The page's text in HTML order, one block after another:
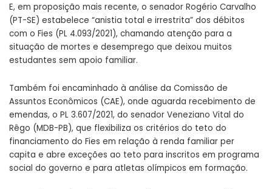
E, em proposição mais recente, o senador Rogério Carvalho
(PT-SE) estabelece “anistia total e irrestrita” dos débitos
com o Fies (PL 4.093/2021), chamando atenção para a
situação de mortes e desemprego que deixou muitos
estudantes sem apoio familiar.
Também foi encaminhado à análise da Comissão de
Assuntos Econômicos (CAE), onde aguarda recebimento de
emendas, o PL 3.607/2021, do senador Veneziano Vital do
Rêgo (MDB-PB), que flexibiliza os critérios do teto do
financiamento do Fies em relação à renda familiar per
capita e abre exceções ao teto para inscritos em programa
social do governo e para atletas olímpicos em formação.